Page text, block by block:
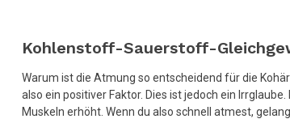
Kohlenstoff-Sauerstoff-
Warum ist die Atmung so entscheidend für die
also ein positiver Faktor. Dies ist jedoch ein
Muskeln erhöht. Wenn du also schnell atmest,